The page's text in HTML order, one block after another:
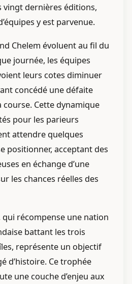
vingt dernières éditions,
y est parvenue.
Chelem évoluent au fil du
journée, les équipes
leurs cotes diminuer
concédé une défaite
course. Cette dynamique
pour les parieurs
attendre quelques
positionner, acceptant des
en échange d’une
les chances réelles des
qui récompense une nation
battant les trois
représente un objectif
d’histoire. Ce trophée
une couche d’enjeu aux